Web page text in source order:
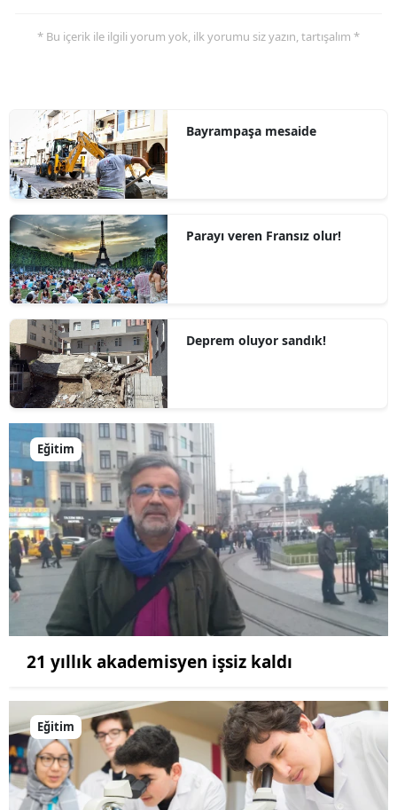
* Bu içerik ile ilgili yorum yok, ilk yorumu siz yazın, tartışalım *
Bayrampaşa mesaide
Parayı veren Fransız olur!
Deprem oluyor sandık!
Eğitim
21 yıllık akademisyen işsiz kaldı
Eğitim